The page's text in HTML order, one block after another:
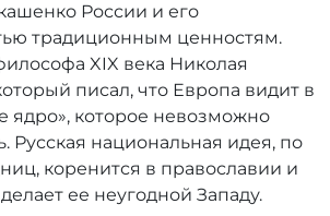
России и его
традиционным ценностям.
XIX века Николая
писал, что Европа видит в
ядро», которое невозможно
Русская национальная идея, по
коренится в православии и
ее неугодной Западу.